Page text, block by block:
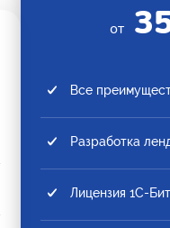
от
Все
Разработка
Лицензия 1С-